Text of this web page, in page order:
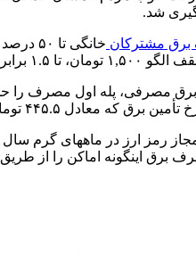
شد.
برق مشترکان
الگو مشمول پاداش نمی‌شوند.
رمز ارز در ماههای گرم
برق اینگونه اماکن را از